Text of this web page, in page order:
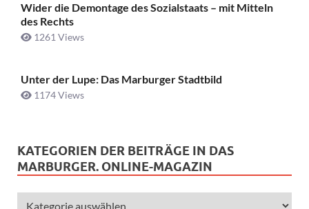
Wider die Demontage des Sozialstaats – mit Mitteln
des Rechts
1261 Views
Unter der Lupe: Das Marburger Stadtbild
1174 Views
KATEGORIEN DER BEITRÄGE IN DAS
MARBURGER. ONLINE-MAGAZIN